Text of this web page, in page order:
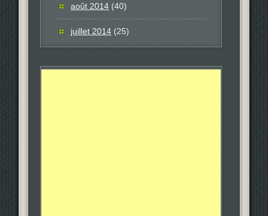
août 2014 (40)
juillet 2014 (25)